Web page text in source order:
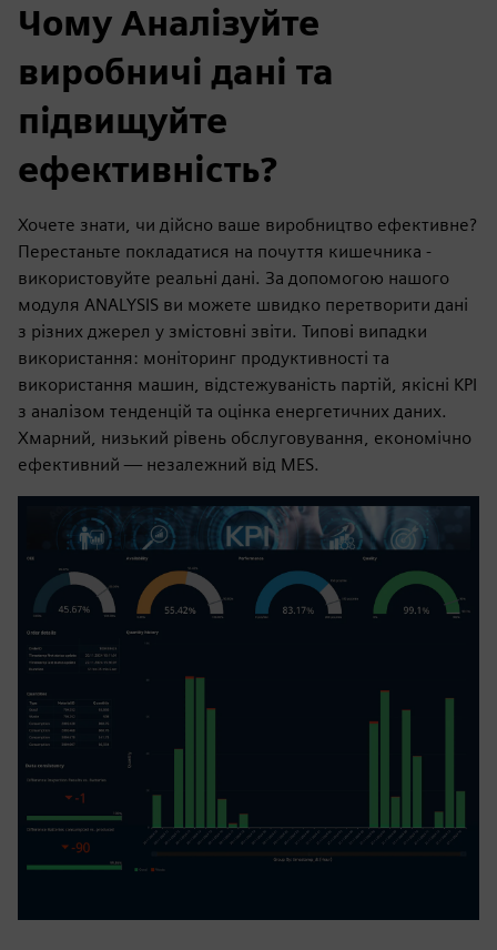
Чому Аналізуйте
виробничі дані та
підвищуйте
ефективність?
Хочете знати, чи дійсно ваше виробництво ефективне?
Перестаньте покладатися на почуття кишечника -
використовуйте реальні дані. За допомогою нашого
модуля ANALYSIS ви можете швидко перетворити дані
з різних джерел у змістовні звіти. Типові випадки
використання: моніторинг продуктивності та
використання машин, відстежуваність партій, якісні KPI
з аналізом тенденцій та оцінка енергетичних даних.
Хмарний, низький рівень обслуговування, економічно
ефективний — незалежний від MES.